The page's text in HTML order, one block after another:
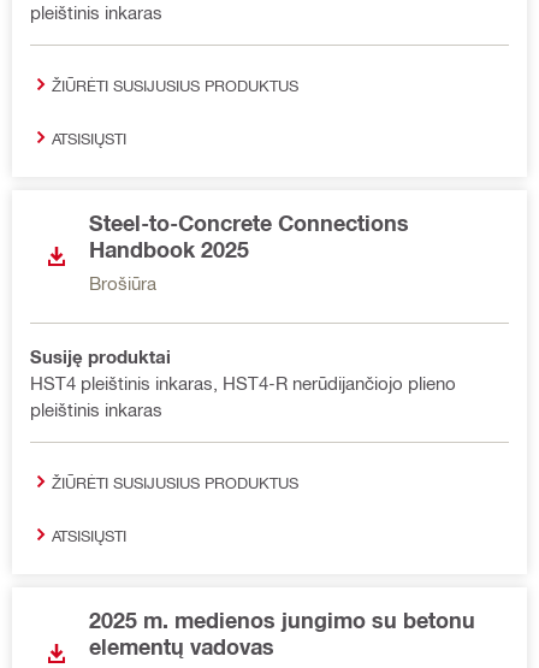
pleištinis inkaras
ŽIŪRĖTI SUSIJUSIUS PRODUKTUS
ATSISIŲSTI
Steel-to-Concrete Connections
Handbook 2025
Brošiūra
Susiję produktai
HST4 pleištinis inkaras, HST4-R nerūdijančiojo plieno
pleištinis inkaras
ŽIŪRĖTI SUSIJUSIUS PRODUKTUS
ATSISIŲSTI
2025 m. medienos jungimo su betonu
elementų vadovas